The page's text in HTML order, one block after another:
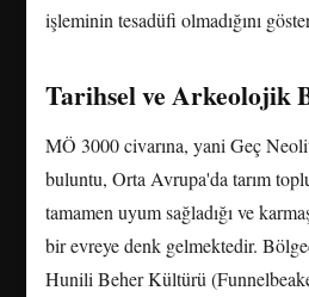
işleminin tesadüfi olmadığını
Tarihsel ve Arkeolojik
MÖ 3000 civarına, yani Geç
buluntu, Orta Avrupa'da tarım
tamamen uyum sağladığı ve
bir evreye denk gelmektedir.
Hunili Beher Kültürü